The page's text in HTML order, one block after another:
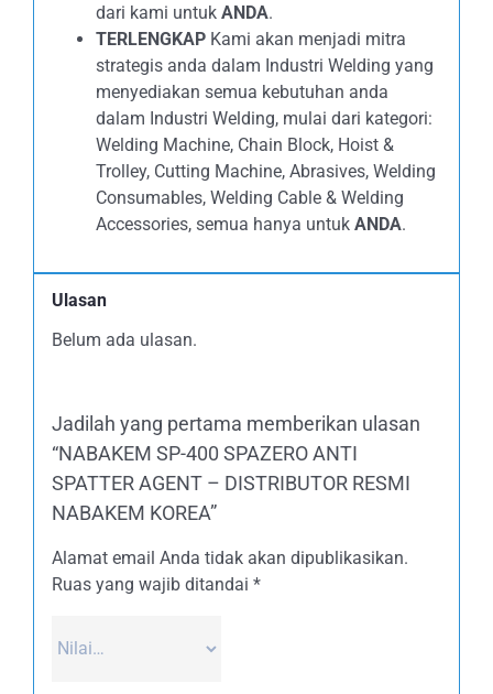
dari kami untuk ANDA.
TERLENGKAPKami akan menjadi mitra
strategis anda dalam Industri Welding yang
menyediakan semua kebutuhan anda
dalam Industri Welding, mulai dari kategori:
Welding Machine, Chain Block, Hoist &
Trolley, Cutting Machine, Abrasives, Welding
Consumables, Welding Cable & Welding
Accessories, semua hanya untuk ANDA.
Ulasan
Belum ada ulasan.
Jadilah yang pertama memberikan ulasan
“NABAKEM SP-400 SPAZERO ANTI
SPATTER AGENT – DISTRIBUTOR RESMI
NABAKEM KOREA”
Alamat email Anda tidak akan dipublikasikan.
Ruas yang wajib ditandai *